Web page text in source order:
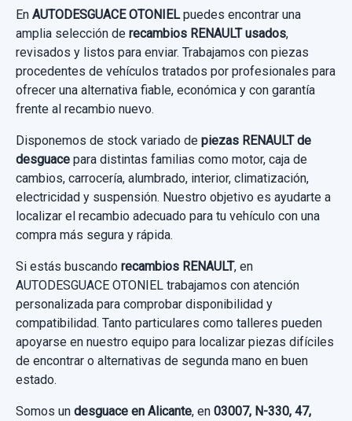
PANTALLA MULTIFUNCION 8200290542
PANTALLA MULTIFUNCION 8200290542
usado.
EXPRESSION
Garantía 1 año
Ref: 449122 OEM:8200290542
9,91 €
Sin IVA, gastos de envío no incluidos.
Consultar por whatsapp
En AUTODESGUACE OTONIELpuedes encontrar una
amplia selección de recambios RENAULT usados,
revisados y listos para enviar. Trabajamos con piezas
procedentes de vehículos tratados por profesionales para
ofrecer una alternativa fiable, económica y con garantía
frente al recambio nuevo.
Disponemos de stock variado de piezas RENAULT de
desguace para distintas familias como motor, caja de
cambios, carrocería, alumbrado, interior, climatización,
electricidad y suspensión. Nuestro objetivo es ayudarte a
localizar el recambio adecuado para tu vehículo con una
compra más segura y rápida.
Si estás buscando recambios RENAULT, en
AUTODESGUACE OTONIEL trabajamos con atención
personalizada para comprobar disponibilidad y
compatibilidad. Tanto particulares como talleres pueden
apoyarse en nuestro equipo para localizar piezas difíciles
de encontrar o alternativas de segunda mano en buen
estado.
Somos un desguace en Alicante, en 03007, N-330, 47,